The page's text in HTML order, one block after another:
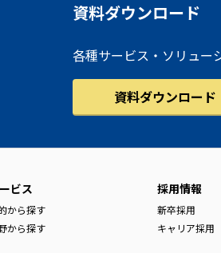
資料ダウンロード
各種サービス・ソリュー
資料ダウンロード
ビス
から探す
から探す
採用情報
新卒採用
キャリア採用